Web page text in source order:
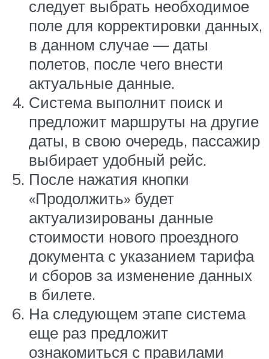
следует выбрать необходимое
поле для корректировки данных,
в данном случае — даты
полетов, после чего внести
актуальные данные.
Система выполнит поиск и
предложит маршруты на другие
даты, в свою очередь, пассажир
выбирает удобный рейс.
После нажатия кнопки
«Продолжить» будет
актуализированы данные
стоимости нового проездного
документа с указанием тарифа
и сборов за изменение данных
в билете.
На следующем этапе система
еще раз предложит
ознакомиться с правилами